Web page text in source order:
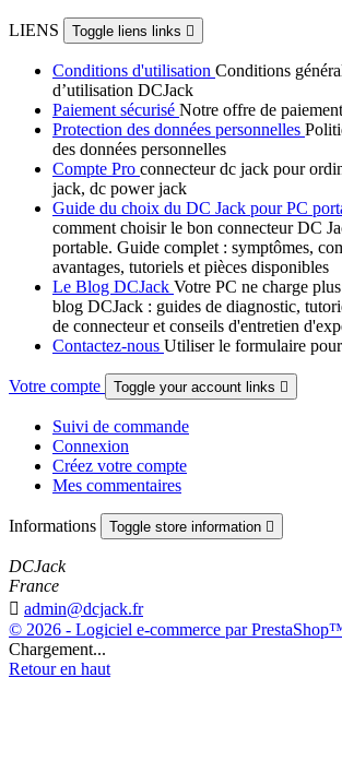
LIENS Toggle liens links 
Conditions d'utilisation Conditions
d’utilisation DCJack
Paiement sécurisé Notre offre de
Protection des données personnelles
des données personnelles
Compte Pro connecteur dc jack pour
jack, dc power jack
Guide du choix du DC Jack pour PC
comment choisir le bon connecteur DC
portable. Guide complet : symptômes,
avantages, tutoriels et pièces disponibles
Le Blog DCJack Votre PC ne charge
blog DCJack : guides de diagnostic,
de connecteur et conseils d'entretien
Contactez-nous Utiliser le formulaire
Votre compte Toggle your account links 
Suivi de commande
Connexion
Créez votre compte
Mes commentaires
Informations Toggle store information 
DCJack
France
 admin@dcjack.fr
© 2026 - Logiciel e-commerce par
Chargement...
Retour en haut